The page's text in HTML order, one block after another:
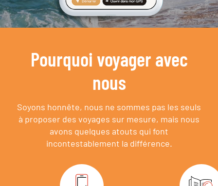
Pourquoi voyager avec
nous
Soyons honnête, nous ne sommes pas les seuls
à proposer des voyages sur mesure, mais nous
avons quelques atouts qui font
incontestablement la différence.